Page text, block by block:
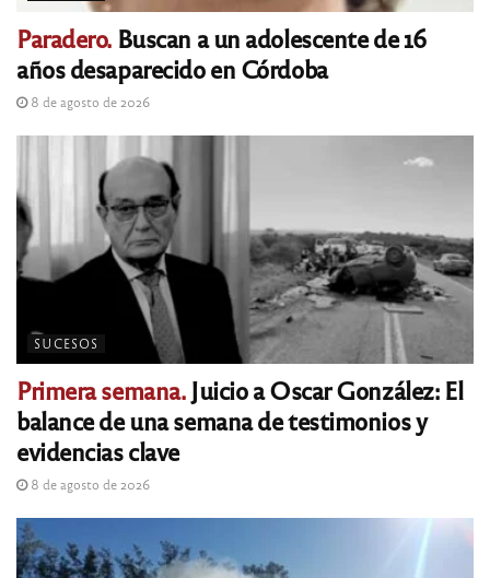
Paradero. Buscan a un adolescente de 16
años desaparecido en Córdoba
8 de agosto de 2026
SUCESOS
Primera semana.Juicio a Oscar González: El
balance de una semana de testimonios y
evidencias clave
8 de agosto de 2026